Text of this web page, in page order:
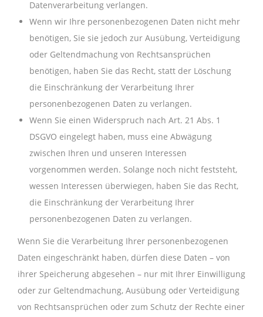
Datenverarbeitung verlangen.
Wenn wir Ihre personenbezogenen Daten nicht mehr
benötigen, Sie sie jedoch zur Ausübung, Verteidigung
oder Geltendmachung von Rechtsansprüchen
benötigen, haben Sie das Recht, statt der Löschung
die Einschränkung der Verarbeitung Ihrer
personenbezogenen Daten zu verlangen.
Wenn Sie einen Widerspruch nach Art. 21 Abs. 1
DSGVO eingelegt haben, muss eine Abwägung
zwischen Ihren und unseren Interessen
vorgenommen werden. Solange noch nicht feststeht,
wessen Interessen überwiegen, haben Sie das Recht,
die Einschränkung der Verarbeitung Ihrer
personenbezogenen Daten zu verlangen.
Wenn Sie die Verarbeitung Ihrer personenbezogenen
Daten eingeschränkt haben, dürfen diese Daten – von
ihrer Speicherung abgesehen – nur mit Ihrer Einwilligung
oder zur Geltendmachung, Ausübung oder Verteidigung
von Rechtsansprüchen oder zum Schutz der Rechte einer